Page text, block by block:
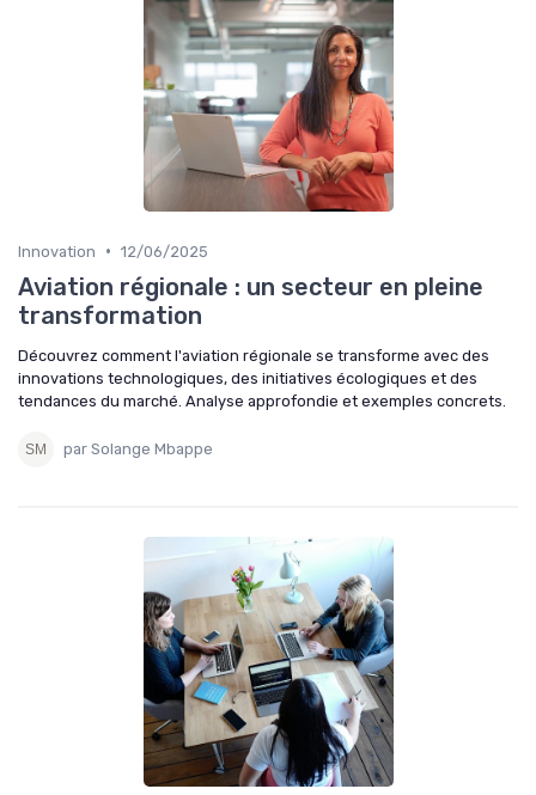
Innovation • 12/06/2025
Aviation régionale : un secteur en pleine
transformation
Découvrez comment l'aviation régionale se transforme avec des
innovations technologiques, des initiatives écologiques et des
tendances du marché. Analyse approfondie et exemples concrets.
par Solange Mbappe